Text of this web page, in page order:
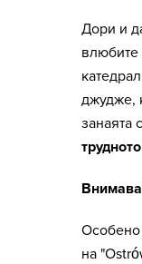
Дори и
влюбите
джудже,
занаята
Особено
на